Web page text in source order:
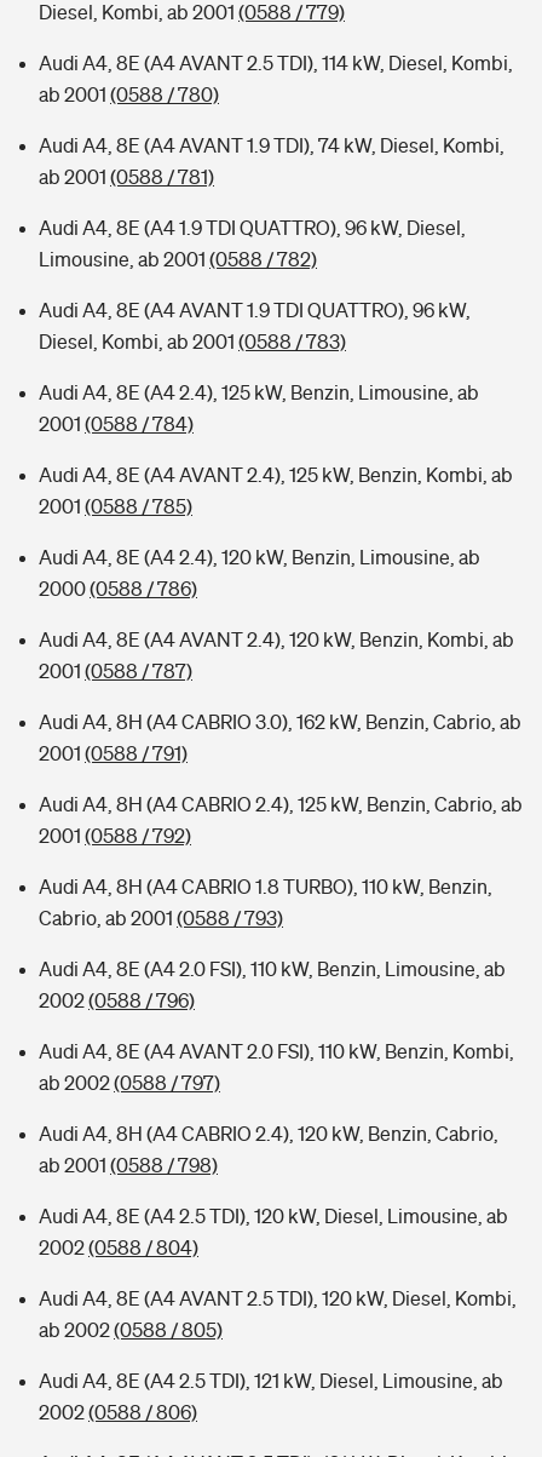
Diesel, Kombi, ab 2001 (0588 / 779)
Audi A4, 8E (A4 AVANT 2.5 TDI), 114 kW, Diesel, Kombi,
ab 2001 (0588 / 780)
Audi A4, 8E (A4 AVANT 1.9 TDI), 74 kW, Diesel, Kombi,
ab 2001 (0588 / 781)
Audi A4, 8E (A4 1.9 TDI QUATTRO), 96 kW, Diesel,
Limousine, ab 2001 (0588 / 782)
Audi A4, 8E (A4 AVANT 1.9 TDI QUATTRO), 96 kW,
Diesel, Kombi, ab 2001 (0588 / 783)
Audi A4, 8E (A4 2.4), 125 kW, Benzin, Limousine, ab
2001 (0588 / 784)
Audi A4, 8E (A4 AVANT 2.4), 125 kW, Benzin, Kombi, ab
2001 (0588 / 785)
Audi A4, 8E (A4 2.4), 120 kW, Benzin, Limousine, ab
2000(0588 / 786)
Audi A4, 8E (A4 AVANT 2.4), 120 kW, Benzin, Kombi, ab
2001 (0588 / 787)
Audi A4, 8H (A4 CABRIO 3.0), 162 kW, Benzin, Cabrio, ab
2001 (0588 / 791)
Audi A4, 8H (A4 CABRIO 2.4), 125 kW, Benzin, Cabrio, ab
2001 (0588 / 792)
Audi A4, 8H (A4 CABRIO 1.8 TURBO), 110 kW, Benzin,
Cabrio, ab 2001 (0588 / 793)
Audi A4, 8E (A4 2.0 FSI), 110 kW, Benzin, Limousine, ab
2002(0588 / 796)
Audi A4, 8E (A4 AVANT 2.0 FSI), 110 kW, Benzin, Kombi,
ab 2002(0588 / 797)
Audi A4, 8H (A4 CABRIO 2.4), 120 kW, Benzin, Cabrio,
ab 2001 (0588 / 798)
Audi A4, 8E (A4 2.5 TDI), 120 kW, Diesel, Limousine, ab
2002(0588 / 804)
Audi A4, 8E (A4 AVANT 2.5 TDI), 120 kW, Diesel, Kombi,
ab 2002(0588 / 805)
Audi A4, 8E (A4 2.5 TDI), 121 kW, Diesel, Limousine, ab
2002(0588 / 806)